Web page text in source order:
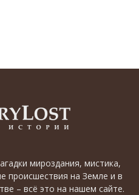
мироздания, мистика,
происшествия на Земле и в
– всё это на нашем сайте.